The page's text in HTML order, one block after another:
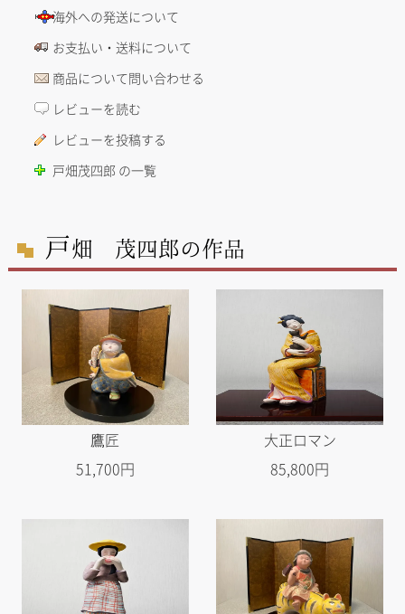
海外への発送について
お支払い・送料について
商品について問い合わせる
レビューを読む
レビューを投稿する
戸畑茂四郎 の一覧
戸畑 茂四郎の作品
鷹匠
51,700円
大正ロマン
85,800円